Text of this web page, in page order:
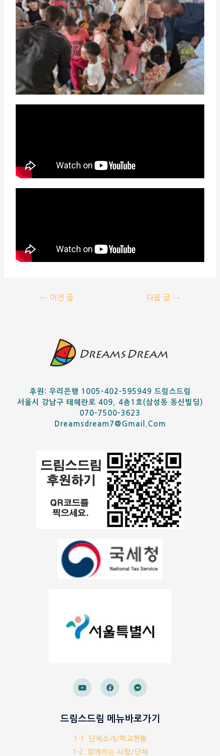
←이전 글 다음 글→
후원: 우리은행 1005-402-595949 드림스드림
서울시 강남구 테헤란로 409, 4층1호(삼성동 동신빌딩)
070-7500-3623
Dreamsdream7@gmail.com
드림스드림 메뉴바로가기
1-1. 단체소개/학교현황
1-2. 함께하는 사람/단체